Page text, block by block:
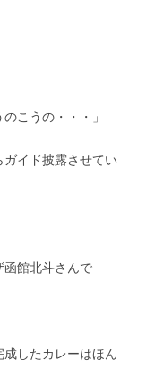
こうの・・・」
イド披露させてい
函館北斗さんで
したカレーはほん